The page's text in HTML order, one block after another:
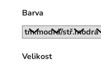
z
5
Barva
Velikost